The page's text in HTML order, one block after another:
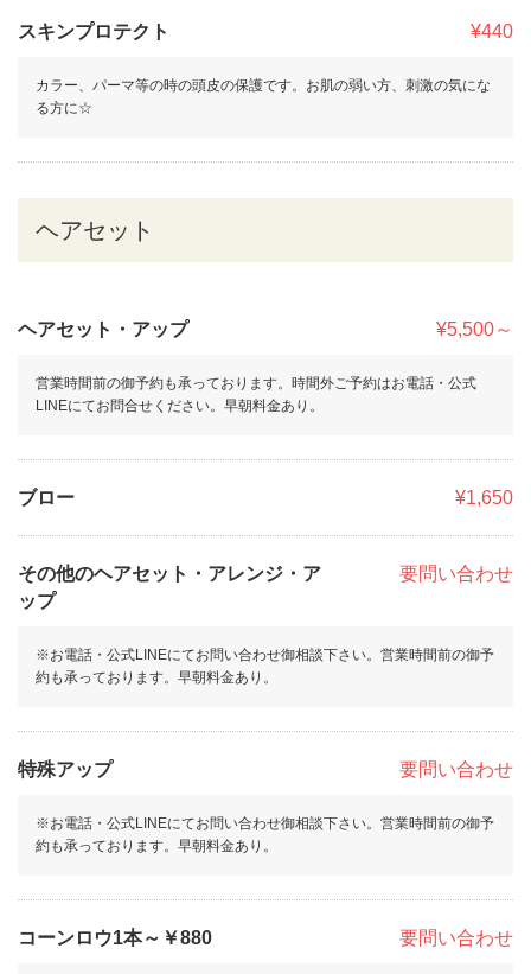
スキンプロテクト ¥440
カラー、パーマ等の時の頭皮の保護です。お肌の弱い方、刺激の気にな
る方に☆
ヘアセット
ヘアセット・アップ ¥5,500～
営業時間前の御予約も承っております。時間外ご予約はお電話・公式
LINEにてお問合せください。早朝料金あり。
ブロー ¥1,650
その他のヘアセット・アレンジ・ア
ップ
要問い合わせ
※お電話・公式LINEにてお問い合わせ御相談下さい。営業時間前の御予
約も承っております。早朝料金あり。
特殊アップ 要問い合わせ
※お電話・公式LINEにてお問い合わせ御相談下さい。営業時間前の御予
約も承っております。早朝料金あり。
コーンロウ1本～￥880 要問い合わせ